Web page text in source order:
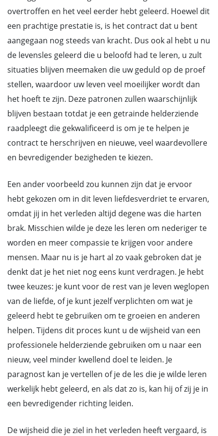
overtroffen en het veel eerder hebt geleerd. Hoewel dit
een prachtige prestatie is, is het contract dat u bent
aangegaan nog steeds van kracht. Dus ook al hebt u nu
de levensles geleerd die u beloofd had te leren, u zult
situaties blijven meemaken die uw geduld op de proef
stellen, waardoor uw leven veel moeilijker wordt dan
het hoeft te zijn. Deze patronen zullen waarschijnlijk
blijven bestaan totdat je een getrainde helderziende
raadpleegt die gekwalificeerd is om je te helpen je
contract te herschrijven en nieuwe, veel waardevollere
en bevredigender bezigheden te kiezen.
Een ander voorbeeld zou kunnen zijn dat je ervoor
hebt gekozen om in dit leven liefdesverdriet te ervaren,
omdat jij in het verleden altijd degene was die harten
brak. Misschien wilde je deze les leren om nederiger te
worden en meer compassie te krijgen voor andere
mensen. Maar nu is je hart al zo vaak gebroken dat je
denkt dat je het niet nog eens kunt verdragen. Je hebt
twee keuzes: je kunt voor de rest van je leven weglopen
van de liefde, of je kunt jezelf verplichten om wat je
geleerd hebt te gebruiken om te groeien en anderen
helpen. Tijdens dit proces kunt u de wijsheid van een
professionele helderziende gebruiken om u naar een
nieuw, veel minder kwellend doel te leiden. Je
paragnost kan je vertellen of je de les die je wilde leren
werkelijk hebt geleerd, en als dat zo is, kan hij of zij je in
een bevredigender richting leiden.
De wijsheid die je ziel in het verleden heeft vergaard, is